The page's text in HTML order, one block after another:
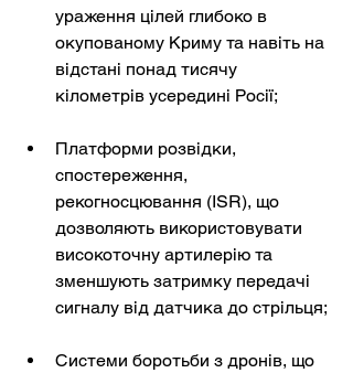
ураження цілей глибоко в
окупованому Криму та навіть на
відстані понад тисячу
кілометрів усередині Росії;
Платформи розвідки,
спостереження,
рекогносцювання (ISR), що
дозволяють використовувати
високоточну артилерію та
зменшують затримку передачі
сигналу від датчика до стрільця;
Системи боротьби з дронів, що